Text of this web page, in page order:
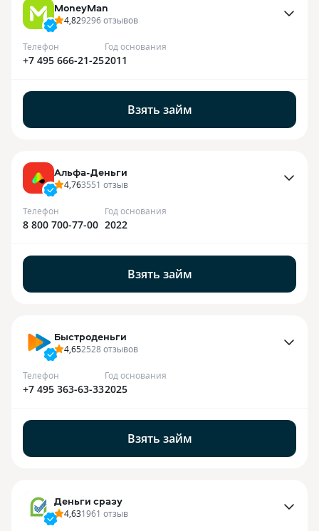
MoneyMan
4,829296отзывов
Телефон
+7 495 666-21-25
Год основания
2011
Взять займ
Альфа-Деньги
4,763551 отзыв
Телефон
8 800 700-77-00
Год основания
2022
Взять займ
Быстроденьги
4,652528отзывов
Телефон
+7 495 363-63-33
Год основания
2025
Взять займ
Деньги сразу
4,631961 отзыв